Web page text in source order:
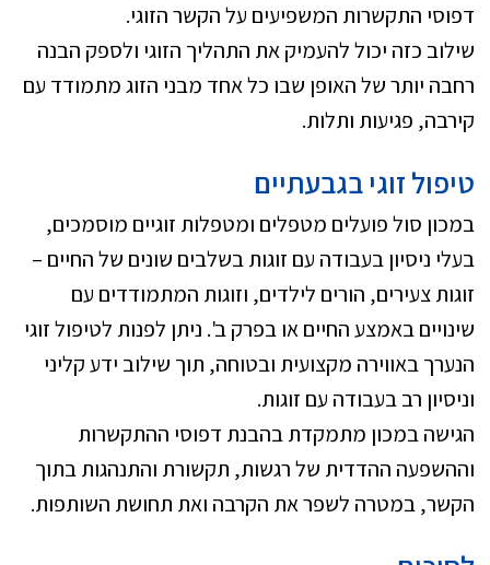
דפוסי התקשרות המשפיעים על הקשר הזוגי.
שילוב כזה יכול להעמיק את התהליך הזוגי ולספק הבנה
רחבה יותר של האופן שבו כל אחד מבני הזוג מתמודד עם
קירבה, פגיעות ותלות.
טיפול זוגי בגבעתיים
במכון סול פועלים מטפלים ומטפלות זוגיים מוסמכים,
בעלי ניסיון בעבודה עם זוגות בשלבים שונים של החיים –
זוגות צעירים, הורים לילדים, וזוגות המתמודדים עם
שינויים באמצע החיים או בפרק ב'. ניתן לפנות לטיפול זוגי
הנערך באווירה מקצועית ובטוחה, תוך שילוב ידע קליני
וניסיון רב בעבודה עם זוגות.
הגישה במכון מתמקדת בהבנת דפוסי ההתקשרות
וההשפעה ההדדית של רגשות, תקשורת והתנהגות בתוך
הקשר, במטרה לשפר את הקרבה ואת תחושת השותפות.